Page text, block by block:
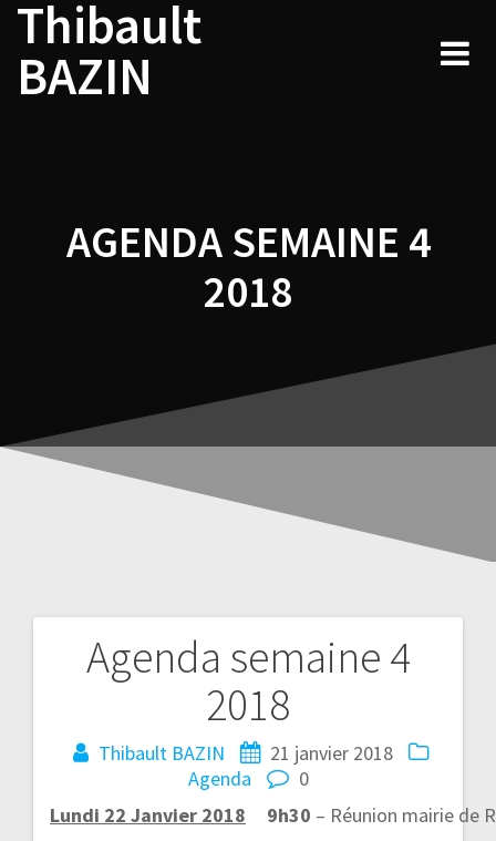
Skip
content
Thibault
BAZIN
AGENDA SEMAINE 4
2018
Agenda semaine 4
2018
Thibault BAZIN
21 janvier 2018
Agenda
0
Lundi 22 Janvier 2018
9h30 – Réunion mairie de
Navigation
de